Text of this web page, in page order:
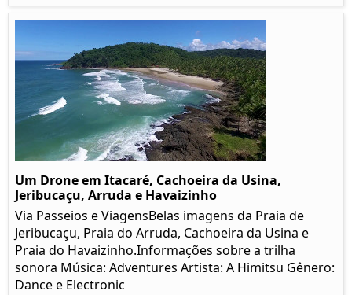
Um Drone em Itacaré, Cachoeira da Usina,
Jeribucaçu, Arruda e Havaizinho
Via Passeios e ViagensBelas imagens da Praia de
Jeribucaçu, Praia do Arruda, Cachoeira da Usina e
Praia do Havaizinho.Informações sobre a trilha
sonora Música: Adventures Artista: A Himitsu Gênero:
Dance e Electronic